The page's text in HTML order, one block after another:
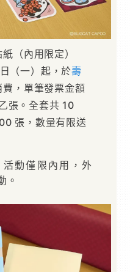
（內用限定）
（一）起，於壽
，單筆發票金額
張。全套共 10
張，數量有限送
動僅限內用，外
。